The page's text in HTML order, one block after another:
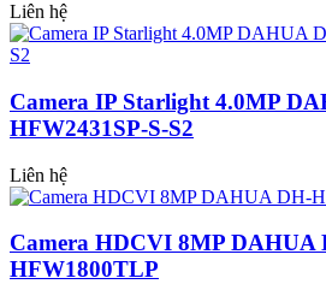
Liên hệ
Camera IP Starlight 4.0MP
HFW2431SP-S-S2
Liên hệ
Camera HDCVI 8MP DAHUA
HFW1800TLP